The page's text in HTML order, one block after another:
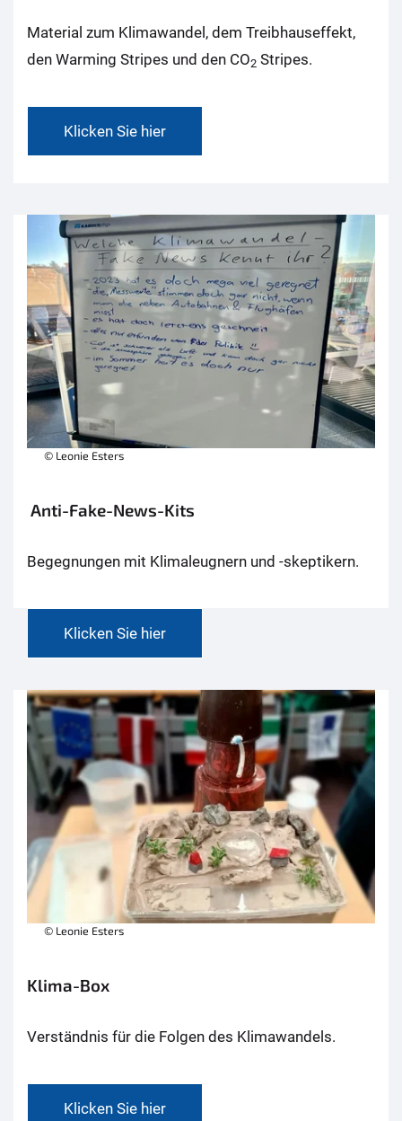
Material zum Klimawandel, dem Treibhauseffekt,
den Warming Stripes und den CO2 Stripes.
Klicken Sie hier
© Leonie Esters
Anti-Fake-News-Kits
Begegnungen mit Klimaleugnern und -skeptikern.
Klicken Sie hier
© Leonie Esters
Klima-Box
Verständnis für die Folgen des Klimawandels.
Klicken Sie hier